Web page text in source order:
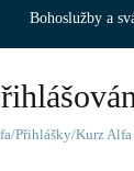
Bohoslužby a
Přihlášky/Kurz